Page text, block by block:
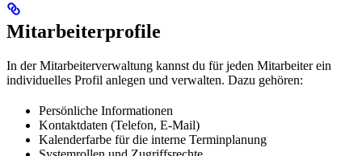
Mitarbeiterprofile
In der Mitarbeiterverwaltung kannst du für jeden Mitarbeiter ein
individuelles Profil anlegen und verwalten. Dazu gehören:
Persönliche Informationen
Kontaktdaten (Telefon, E-Mail)
Kalenderfarbe für die interne Terminplanung